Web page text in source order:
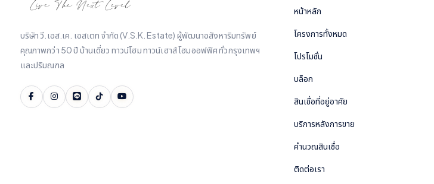
บริษัท วี.เอส.เค. เอสเตท จำกัด (V.S.K. Estate) ผู้พัฒนาอสังหาริมทรัพย์
คุณภาพกว่า 50 ปี บ้านเดี่ยว ทาวน์โฮม ทาวน์เฮาส์ โฮมออฟฟิศ ทั่วกรุงเทพฯ
และปริมณฑล
หน้าหลัก
โครงการทั้งหมด
โปรโมชั่น
บล็อก
สินเชื่อที่อยู่อาศัย
บริการหลังการขาย
คำนวณสินเชื่อ
ติดต่อเรา